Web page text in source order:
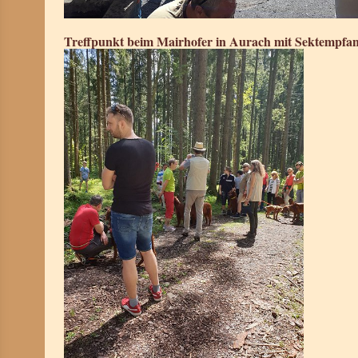
Treffpunkt beim Mairhofer in Aurach mit